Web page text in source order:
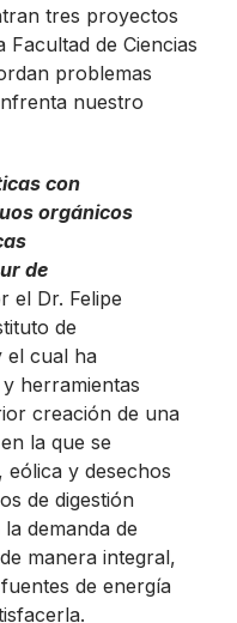
tres proyectos
Facultad de Ciencias
problemas
nuestro
con
orgánicos
de
el Dr. Felipe
de
el cual ha
herramientas
creación de una
la que se
y desechos
de digestión
demanda de
manera integral,
de energía